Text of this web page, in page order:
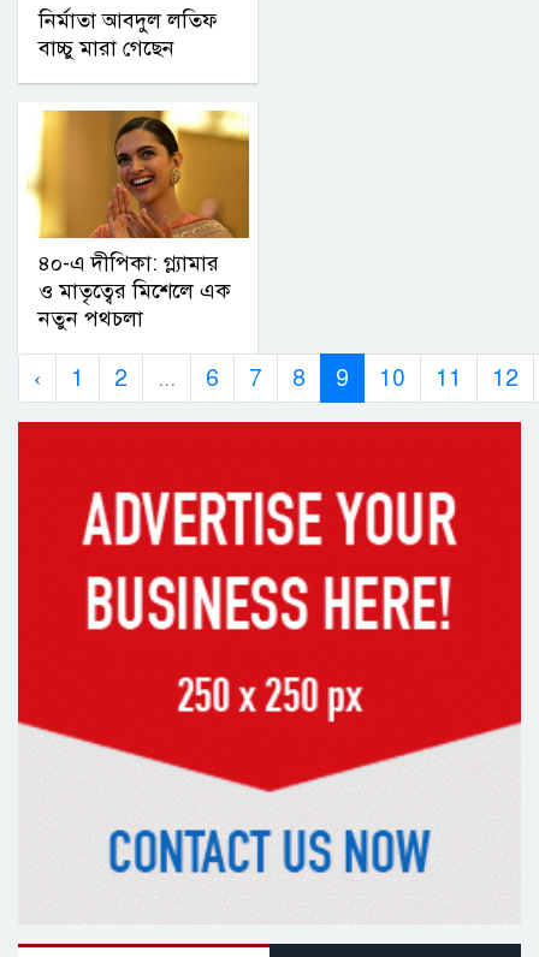
নির্মাতা আবদুল লতিফ
বাচ্চু মারা গেছেন
৪০-এ দীপিকা: গ্ল্যামার
ও মাতৃত্বের মিশেলে এক
নতুন পথচলা
‹ 1 2 ... 6 7 8 9 10 11 12